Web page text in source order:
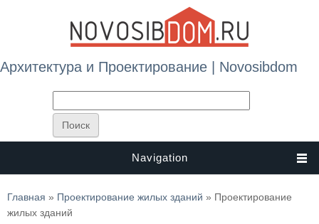
Архитектура и Проектирование | Novosibdom
Navigation
Вы здесь
Главная » Проектирование жилых зданий » Проектирование
жилых зданий